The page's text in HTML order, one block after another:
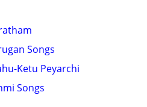
Songs
Ketu Peyarchi
Songs